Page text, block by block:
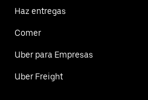
Haz entregas
Comer
Uber para Empresas
Uber Freight